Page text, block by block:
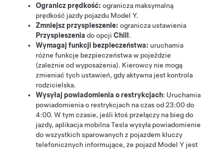
Ogranicz prędkość: ogranicza maksymalną
prędkość jazdy pojazdu Model Y.
Zmniejsz przyspieszenie: ogranicza ustawienia
Przyspieszenia do opcji Chill .
Wymagaj funkcji bezpieczeństwa: uruchamia
różne funkcje bezpieczeństwa w pojeździe
(zależnie od wyposażenia). Kierowcy nie mogą
zmieniać tych ustawień, gdy aktywna jest kontrola
rodzicielska.
Wysyłaj powiadomienia o restrykcjach: Uruchamia
powiadomienia o restrykcjach na czas od 23:00 do
4:00. W tym czasie, jeśli ktoś przełączy na bieg do
jazdy, aplikacja mobilna Tesla wysyła powiadomienie
do wszystkich sparowanych z pojazdem kluczy
telefonicznych informujące, że pojazd Model Y jest